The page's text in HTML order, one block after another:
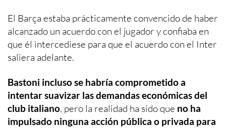
El Barça estaba prácticamente convencido de haber
alcanzado un acuerdo con el jugador y confiaba en
que él intercediese para que el acuerdo con el Inter
saliera adelante.
Bastoni incluso se habría comprometido a
intentar suavizar las demandas económicas del
club italiano, pero la realidad ha sido que no ha
impulsado ninguna acción pública o privada para